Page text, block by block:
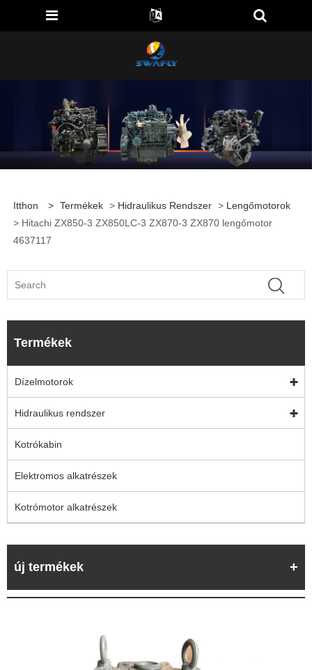
Itthon > Termékek > Hidraulikus Rendszer > Lengőmotorok
> Hitachi ZX850-3 ZX850LC-3 ZX870-3 ZX870 lengőmotor
4637117
Termékek
Dízelmotorok
Hidraulikus rendszer
Kotrókabin
Elektromos alkatrészek
Kotrómotor alkatrészek
új termékek